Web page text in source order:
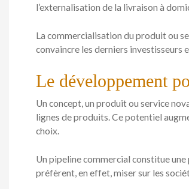
l’externalisation de la livraison à
La commercialisation du produit ou
convaincre les derniers investisseurs
Le développement
Un concept, un produit ou service
lignes de produits. Ce potentiel
choix.
Un pipeline commercial constitue
préfèrent, en effet, miser sur les